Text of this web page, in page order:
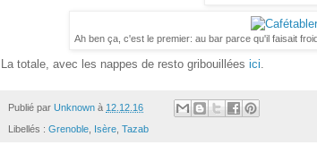
Ah ben ça, c'est le premier: au bar parce qu'il faisait
La totale, avec les nappes de resto gribouillées ici
Publié par Unknown à 12.12.16
Libellés : Grenoble Isère Tazab